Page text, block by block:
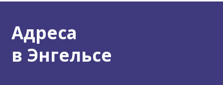
Адреса
в Энгельсе